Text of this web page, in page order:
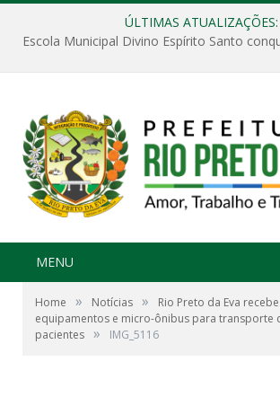
ÚLTIMAS ATUALIZAÇÕES:
MENU
Home » Notícias »
Rio Preto da Eva
equipamentos e micro-ônibus para transporte
pacientes » IMG_5116